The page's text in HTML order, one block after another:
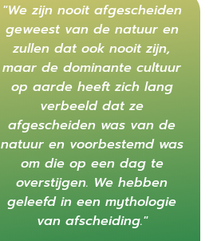
"We zijn nooit afgescheiden
geweest van de natuur en
zullen dat ook nooit zijn,
maar de dominante cultuur
op aarde heeft zich lang
verbeeld dat ze
afgescheiden was van de
natuur en voorbestemd was
om die op een dag te
overstijgen. We hebben
geleefd in een mythologie
van afscheiding."